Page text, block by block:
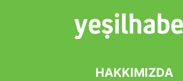
HAKKIMIZDA